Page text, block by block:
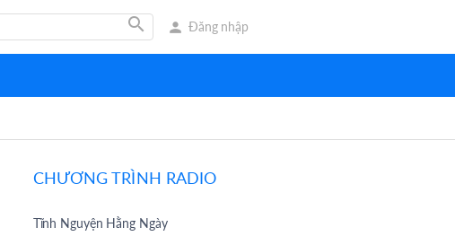
search person Đăng nhập
CHƯƠNG TRÌNH RADIO
Tĩnh Nguyện Hằng Ngày